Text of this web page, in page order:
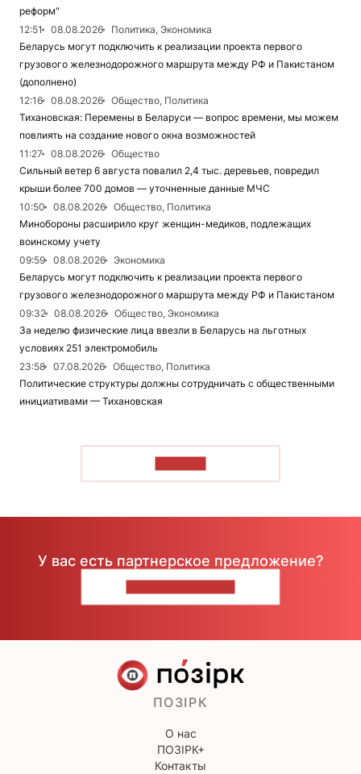
реформ"
12:51
08.08.2026
Политика, Экономика
Беларусь могут подключить к реализации проекта первого
грузового железнодорожного маршрута между РФ и Пакистаном
(дополнено)
12:16
08.08.2026
Общество, Политика
Тихановская: Перемены в Беларуси — вопрос времени, мы можем
повлиять на создание нового окна возможностей
11:27
08.08.2026
Общество
Сильный ветер 6 августа повалил 2,4 тыс. деревьев, повредил
крыши более 700 домов — уточненные данные МЧС
10:50
08.08.2026
Общество, Политика
Минобороны расширило круг женщин-медиков, подлежащих
воинскому учету
09:59
08.08.2026
Экономика
Беларусь могут подключить к реализации проекта первого
грузового железнодорожного маршрута между РФ и Пакистаном
09:32
08.08.2026
Общество, Экономика
За неделю физические лица ввезли в Беларусь на льготных
условиях 251 электромобиль
23:58
07.08.2026
Общество, Политика
Политические структуры должны сотрудничать с общественными
инициативами — Тихановская
У вас есть партнерское предложение?
ПОЗІРК
О нас
ПОЗІРК+
Контакты